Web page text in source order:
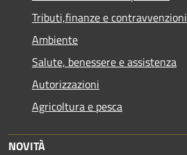
Tributi,finanze e contravvenzioni
Ambiente
Salute, benessere e assistenza
Autorizzazioni
Agricoltura e pesca
NOVITÀ